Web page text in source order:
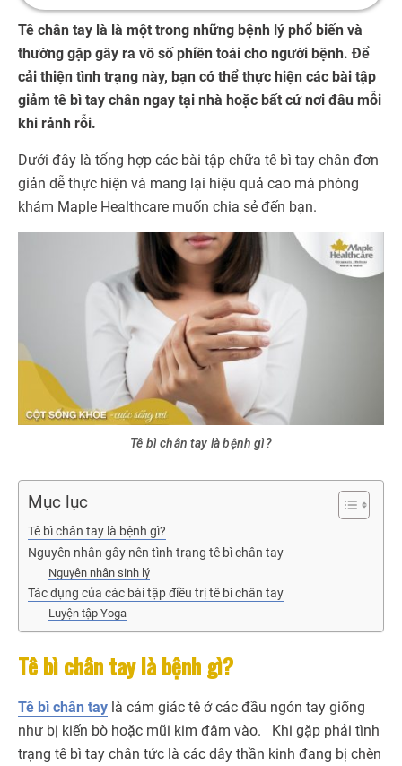
Tê chân tay là là một trong những bệnh lý phổ biến và
thường gặp gây ra vô số phiền toái cho người bệnh. Để
cải thiện tình trạng này, bạn có thể thực hiện các bài tập
giảm tê bì tay chân ngay tại nhà hoặc bất cứ nơi đâu mỗi
khi rảnh rỗi.
Dưới đây là tổng hợp các bài tập chữa tê bì tay chân đơn
giản dễ thực hiện và mang lại hiệu quả cao mà phòng
khám Maple Healthcare muốn chia sẻ đến bạn.
Tê bì chân tay là bệnh gì?
Mục lục
Tê bì chân tay là bệnh gì?
Nguyên nhân gây nên tình trạng tê bì chân tay
Nguyên nhân sinh lý
Tác dụng của các bài tập điều trị tê bì chân tay
Luyện tập Yoga
Tê bì chân tay là bệnh gì?
Tê bì chân tay là cảm giác tê ở các đầu ngón tay giống
như bị kiến bò hoặc mũi kim đâm vào. Khi gặp phải tình
trạng tê bì tay chân tức là các dây thần kinh đang bị chèn